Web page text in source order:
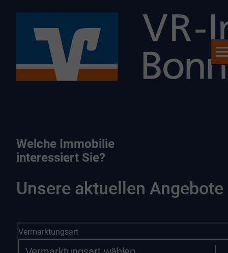
Welche Immobilie
interessiert Sie?
Unsere aktuellen Angebote
Vermarktungsart